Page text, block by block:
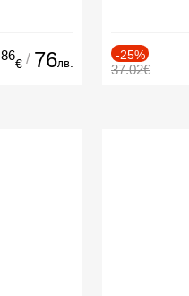
€ / 76лв.
-25%
37.02€